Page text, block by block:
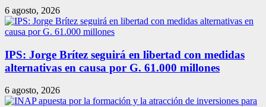
6 agosto, 2026
IPS: Jorge Brítez seguirá en libertad con medidas
alternativas en causa por G. 61.000 millones
6 agosto, 2026